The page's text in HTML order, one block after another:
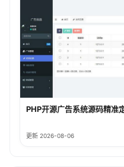
PHP开源广告系统源码精准
更新 2026-08-06